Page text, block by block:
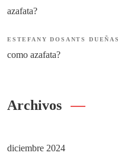
azafata?
ESTEFANY DOSANTS DUEÑAS
como azafata?
Archivos
diciembre 2024